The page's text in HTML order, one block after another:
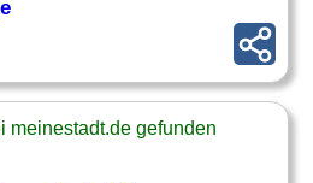
meinestadt.de gefunden